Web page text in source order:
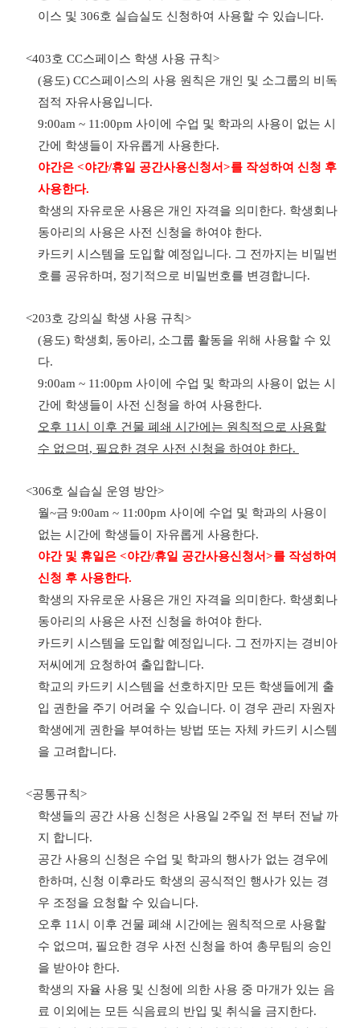
이스 및 306호 실습실도 신청하여 사용할 수 있습니다.
<403호CC스페이스 학생 사용 규칙>
(용도) CC스페이스의 사용 원칙은 개인 및 소그룹의 비독
점적 자유사용입니다.
9:00am ~ 11:00pm 사이에 수업 및 학과의 사용이 없는 시
간에 학생들이 자유롭게 사용한다.
야간은 <야간/휴일 공간사용신청서>를 작성하여 신청 후
사용한다.
학생의 자유로운 사용은 개인 자격을 의미한다. 학생회나
동아리의 사용은 사전 신청을 하여야 한다.
카드키 시스템을 도입할 예정입니다. 그 전까지는 비밀번
호를 공유하며 , 정기적으로 비밀번호를 변경합니다.
<203호 강의실 학생 사용 규칙>
(용도) 학생회 , 동아리 , 소그룹 활동을 위해 사용할 수 있
다.
9:00am ~ 11:00pm 사이에 수업 및 학과의 사용이 없는 시
간에 학생들이 사전 신청을 하여 사용한다.
오후 11시 이후 건물 폐쇄 시간에는 원칙적으로 사용할
수 없으며 , 필요한 경우 사전 신청을 하여야 한다.
<306호 실습실 운영 방안>
월~금 9:00am ~ 11:00pm 사이에 수업 및 학과의 사용이
없는 시간에 학생들이 자유롭게 사용한다.
야간 및 휴일은 <야간/휴일 공간사용신청서>를 작성하여
신청 후 사용한다.
학생의 자유로운 사용은 개인 자격을 의미한다. 학생회나
동아리의 사용은 사전 신청을 하여야 한다.
카드키 시스템을 도입할 예정입니다. 그 전까지는 경비아
저씨에게 요청하여 출입합니다.
학교의 카드키 시스템을 선호하지만 모든 학생들에게 출
입 권한을 주기 어려울 수 있습니다. 이 경우 관리 자원자
학생에게 권한을 부여하는 방법 또는 자체 카드키 시스템
을 고려합니다.
<공통규칙>
학생들의 공간 사용 신청은 사용일 2주일 전 부터 전날 까
지 합니다.
공간 사용의 신청은 수업 및 학과의 행사가 없는 경우에
한하며 , 신청 이후라도 학생의 공식적인 행사가 있는 경
우 조정을 요청할 수 있습니다.
오후 11시 이후 건물 폐쇄 시간에는 원칙적으로 사용할
수 없으며 , 필요한 경우 사전 신청을 하여 총무팀의 승인
을 받아야 한다.
학생의 자율 사용 및 신청에 의한 사용 중 마개가 있는 음
료 이외에는 모든 식음료의 반입 및 취식을 금지한다.